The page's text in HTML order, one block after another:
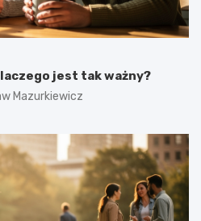
jest tak ważny?
Mazurkiewicz